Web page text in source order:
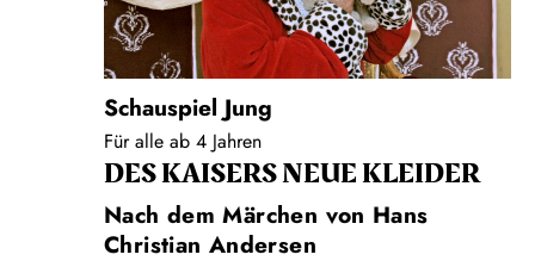
Schauspiel Jung
Für alle ab 4 Jahren
DES KAISERS NEUE KLEIDER
Nach dem Märchen von Hans
Christian Andersen